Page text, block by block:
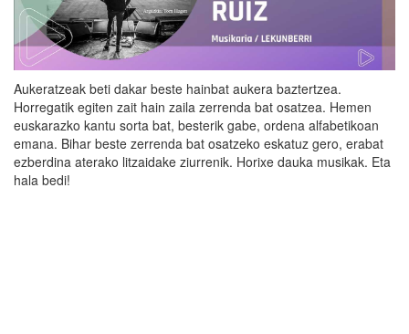
Aukeratzeak beti dakar beste hainbat aukera baztertzea.
Horregatik egiten zait hain zaila zerrenda bat osatzea. Hemen
euskarazko kantu sorta bat, besterik gabe, ordena alfabetikoan
emana. Bihar beste zerrenda bat osatzeko eskatuz gero, erabat
ezberdina aterako litzaidake ziurrenik. Horixe dauka musikak. Eta
hala bedi!